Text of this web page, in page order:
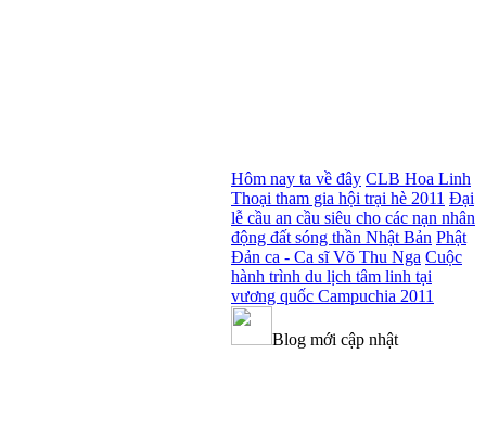
Hôm nay ta về đây CLB Hoa Linh
Thoại tham gia hội trại hè 2011 Đại
lễ cầu an cầu siêu cho các nạn nhân
động đất sóng thần Nhật Bản Phật
Đản ca - Ca sĩ Võ Thu Nga Cuộc
hành trình du lịch tâm linh tại
vương quốc Campuchia 2011
Blog mới cập nhật